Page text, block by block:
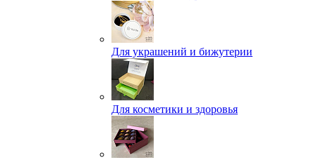
Для украшений и бижутерии
Для косметики и здоровья